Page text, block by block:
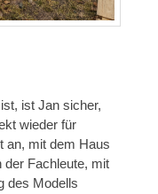
ist Jan sicher,
wieder für
an, mit dem Haus
der Fachleute, mit
des Modells